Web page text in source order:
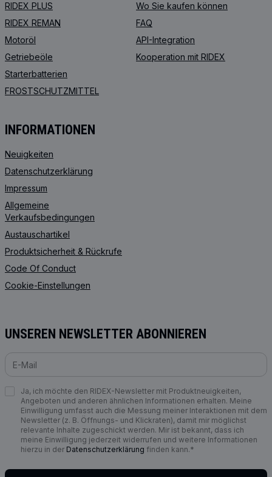
RIDEX PLUS
RIDEX REMAN
Motoröl
Getriebeöle
Starterbatterien
FROSTSCHUTZMITTEL
Wo Sie kaufen können
FAQ
API-Integration
Kooperation mit RIDEX
INFORMATIONEN
Neuigkeiten
Datenschutzerklärung
Impressum
Allgemeine
Verkaufsbedingungen
Austauschartikel
Produktsicherheit & Rückrufe
Code Of Conduct
Cookie-Einstellungen
UNSEREN NEWSLETTER ABONNIEREN
Ja, ich möchte den RIDEX-Newsletter mit Produktneuigkeiten,
Angeboten und anderen ähnlichen Informationen erhalten. Meine
Einwilligung umfasst auch die Messung meiner Interaktionen mit dem
Newsletter (z. B. Öffnungs- und Klickraten), damit mir möglichst
relevante Inhalte zugeschickt werden. Mir ist bekannt, dass ich
meine Einwilligung jederzeit widerrufen und weitere Informationen
hierzu in der Datenschutzerklärung finden kann.*